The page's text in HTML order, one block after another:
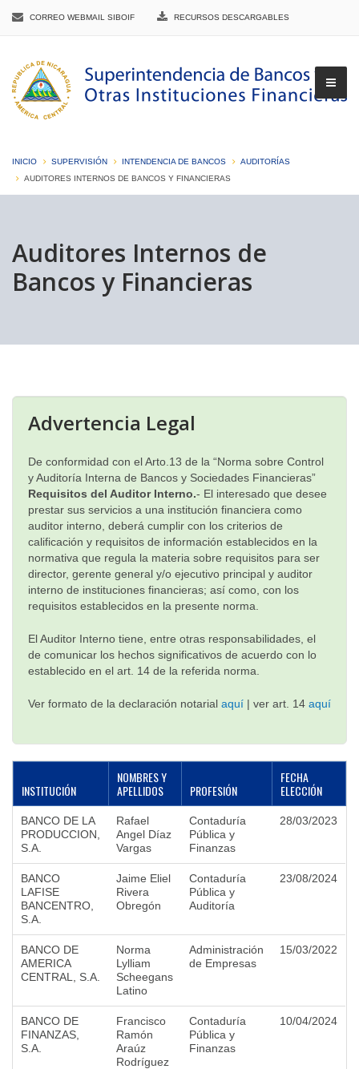
CORREO WEBMAIL SIBOIF RECURSOS DESCARGABLES
INICIO SUPERVISIÓN INTENDENCIA DE BANCOS
AUDITORÍAS
AUDITORES INTERNOS DE BANCOS Y FINANCIERAS
Auditores Internos de
Bancos y Financieras
Advertencia Legal
De conformidad con el Arto.13 de la “Norma sobre Control
y Auditoría Interna de Bancos y Sociedades Financieras”
Requisitos del Auditor Interno.- El interesado que desee
prestar sus servicios a una institución financiera como
auditor interno, deberá cumplir con los criterios de
calificación y requisitos de información establecidos en la
normativa que regula la materia sobre requisitos para ser
director, gerente general y/o ejecutivo principal y auditor
interno de instituciones financieras; así como, con los
requisitos establecidos en la presente norma.
El Auditor Interno tiene, entre otras responsabilidades, el
de comunicar los hechos significativos de acuerdo con lo
establecido en el art. 14 de la referida norma.
Ver formato de la declaración notarial aquí | ver art. 14 aquí
INSTITUCIÓN
NOMBRES Y
APELLIDOS
PROFESIÓN
FECHA
ELECCIÓN
BANCO DE LA
PRODUCCION,
S.A.
Rafael
Angel Díaz
Vargas
Contaduría
Pública y
Finanzas
28/03/2023
BANCO
LAFISE
BANCENTRO,
S.A.
Jaime Eliel
Rivera
Obregón
Contaduría
Pública y
Auditoría
23/08/2024
BANCO DE
AMERICA
CENTRAL, S.A.
Norma
Lylliam
Scheegans
Latino
Administración
de Empresas
15/03/2022
BANCO DE
FINANZAS,
S.A.
Francisco
Ramón
Araúz
Rodríguez
Contaduría
Pública y
Finanzas
10/04/2024